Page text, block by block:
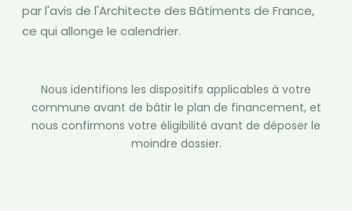
par l'avis de l'Architecte des Bâtiments de France,
ce qui allonge le calendrier.
Nous identifions les dispositifs applicables à votre
commune avant de bâtir le plan de financement, et
nous confirmons votre éligibilité avant de déposer le
moindre dossier.